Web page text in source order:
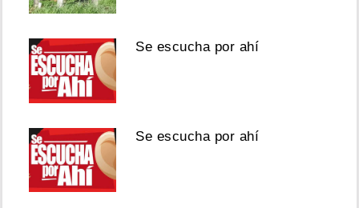
Se escucha por ahí
Se escucha por ahí